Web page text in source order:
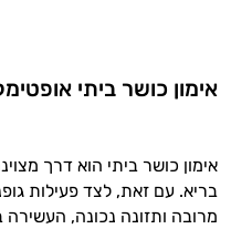
אימון כושר ביתי
אימון כושר ביתי הוא דרך
בריא. עם זאת, לצד פעילות
מרובה ותזונה נכונה, העשירה